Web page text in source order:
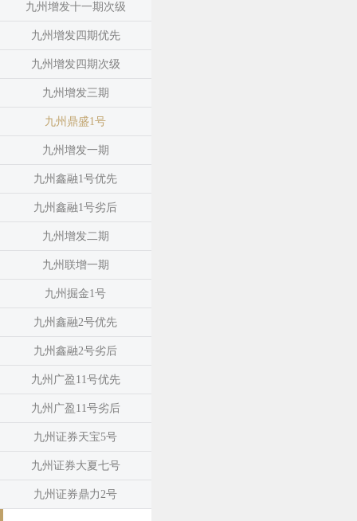
九州增发十一期次级
九州增发四期优先
九州增发四期次级
九州增发三期
九州鼎盛1号
九州增发一期
九州鑫融1号优先
九州鑫融1号劣后
九州增发二期
九州联增一期
九州掘金1号
九州鑫融2号优先
九州鑫融2号劣后
九州广盈11号优先
九州广盈11号劣后
九州证券天宝5号
九州证券大夏七号
九州证券鼎力2号